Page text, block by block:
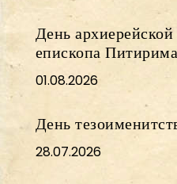
День
епископа Питирима
01.08.2026
День
28.07.2026